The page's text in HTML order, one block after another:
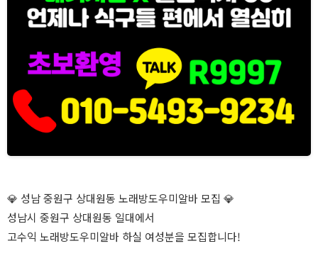
💎 성남 중원구 상대원동 노래방도우미알바 모집 💎
성남시 중원구 상대원동 일대에서
고수익 노래방도우미알바 하실 여성분을 모집합니다!